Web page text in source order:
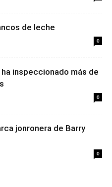
de leche
0
inspeccionado más de
0
jonronera de Barry
0